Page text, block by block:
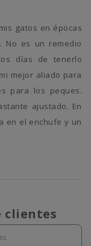
No es un remedio
días de tenerlo
mejor aliado para
para los peques.
ajustado. En
en el enchufe y un
clientes